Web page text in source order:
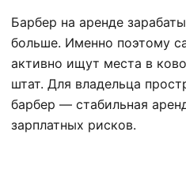
Барбер на аренде
больше. Именно поэтому
активно ищут места в
штат. Для владельца
барбер — стабильная
зарплатных рисков.